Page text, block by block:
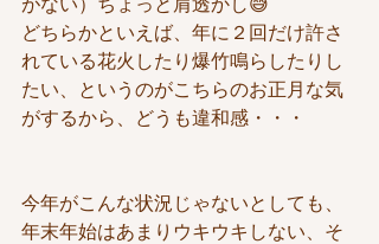
どちらかといえば、年に２回だけ許さ
れている花火したり爆竹鳴らしたりし
たい、というのがこちらのお正月な気
がするから、どうも違和感・・・
今年がこんな状況じゃないとしても、
年末年始はあまりウキウキしない、そ